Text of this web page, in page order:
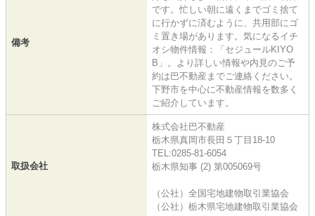
備考
です。忙しい朝に遠くまでゴミ捨て
に行かずに済むように、共用部にゴ
ミ置き場があります。気になるイチ
オシ物件情報：「セジュールKIYO
B」。より詳しい情報や内見のご予
約は巴不動産までご連絡ください。
下野市を中心に不動産情報を数多く
ご紹介しています。
取扱会社
株式会社巴不動産
栃木県真岡市長田５丁目18-10
TEL:0285-81-6054
栃木県知事 (2) 第005069号
（公社）全国宅地建物取引業協会
（公社）栃木県宅地建物取引業協会